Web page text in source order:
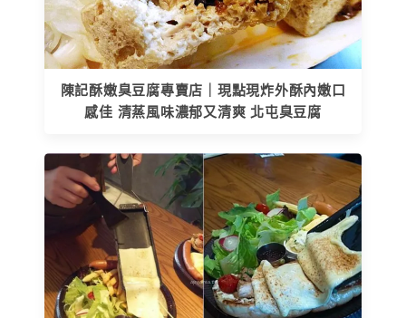
陳記酥嫩臭豆腐專賣店｜現點現炸外酥內嫩口
感佳 清蒸風味濃郁又清爽 北屯臭豆腐